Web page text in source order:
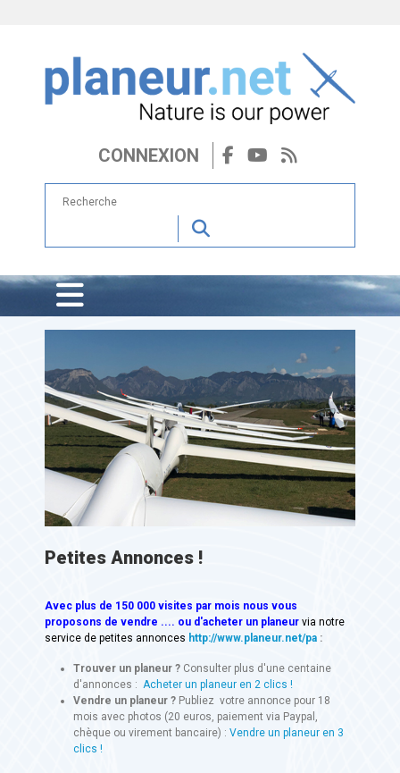
CONNEXION
Petites Annonces !
Avec plus de 150 000 visites par mois nous vous
proposons de vendre .... ou d'acheter un planeur via notre
service de petites annonces http://www.planeur.net/pa :
Trouver un planeur ? Consulter plus d'une centaine
d'annonces : Acheter un planeur en 2 clics !
Vendre un planeur ? Publiez votre annonce pour 18
mois avec photos (20 euros, paiement via Paypal,
chèque ou virement bancaire) : Vendre un planeur en 3
clics !